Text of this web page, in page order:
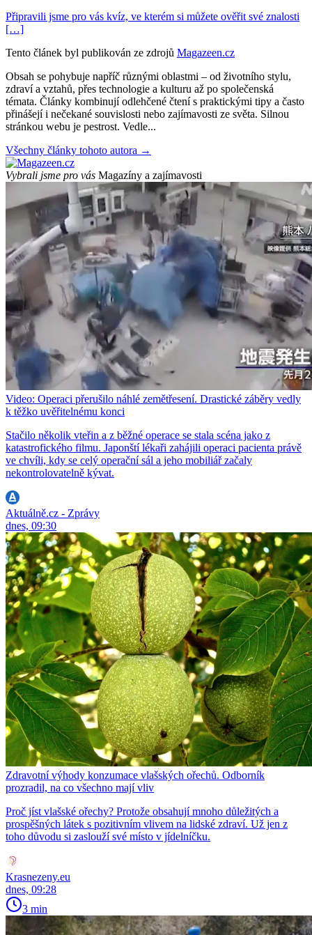
Připravili jsme pro vás kvíz, ve kterém si můžete ověřit své znalosti
[…]
Tento článek byl publikován ze zdrojů Magazeen.cz
Obsah se pohybuje napříč různými oblastmi – od životního stylu,
zdraví a vztahů, přes technologie a kulturu až po společenská
témata. Články kombinují odlehčené čtení s praktickými tipy a často
přinášejí i nečekané souvislosti nebo zajímavosti ze světa. Silnou
stránkou webu je pestrost. Vedle...
Všechny články tohoto autora →
Vybrali jsme pro vás Magazíny a zajímavosti
Video: Operaci přerušilo náhlé zemětřesení. Drastické záběry vedly
k těžko uvěřitelnému konci
Stačilo několik vteřin a z běžné operace se stala scéna jako z
katastrofického filmu. Japonští lékaři zahájili operaci pacienta právě
ve chvíli, kdy se celý operační sál a jeho mobiliář začaly
nekontrolovatelně kývat.
Aktuálně.cz - Zprávy
dnes, 09:30
Zdravotní výhody konzumace vlašských ořechů. Odborník
prozradil, na co všechno mají vliv
Proč jíst vlašské ořechy? Protože obsahují mnoho důležitých a
prospěšných látek s pozitivním vlivem na lidské zdraví. Už jen z
toho důvodu si zaslouží své místo v jídelníčku.
Krasnezeny.eu
dnes, 09:28
3 min